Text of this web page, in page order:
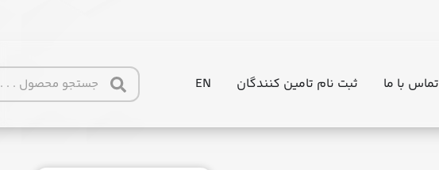
تماس با ما ثبت نام تامین کنندگان EN